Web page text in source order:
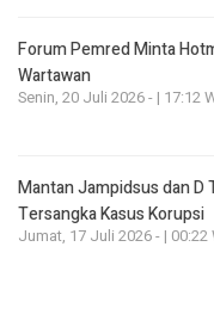
Forum Pemred Minta
Wartawan
Senin, 20 Juli 2026 - | 17:12
Mantan Jampidsus dan
Tersangka Kasus Korupsi
Jumat, 17 Juli 2026 - | 00:22